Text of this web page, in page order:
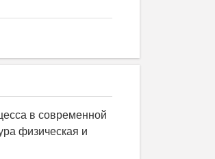
в современной
физическая и